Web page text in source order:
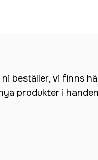
beställer, vi finns
produkter i